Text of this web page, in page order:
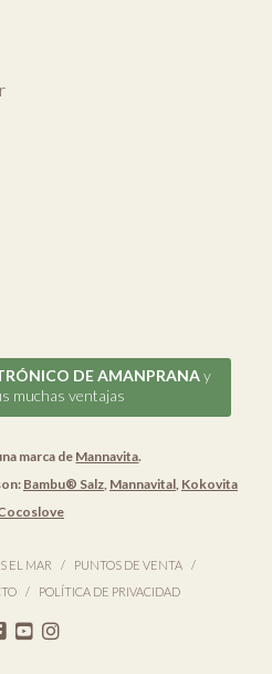
DE AMANPRANAy
muchas ventajas
marca de Mannavita.
Bambu® Salz, Mannavital, Kokovita
EL MAR
PUNTOS DE VENTA
POLÍTICA DE PRIVACIDAD